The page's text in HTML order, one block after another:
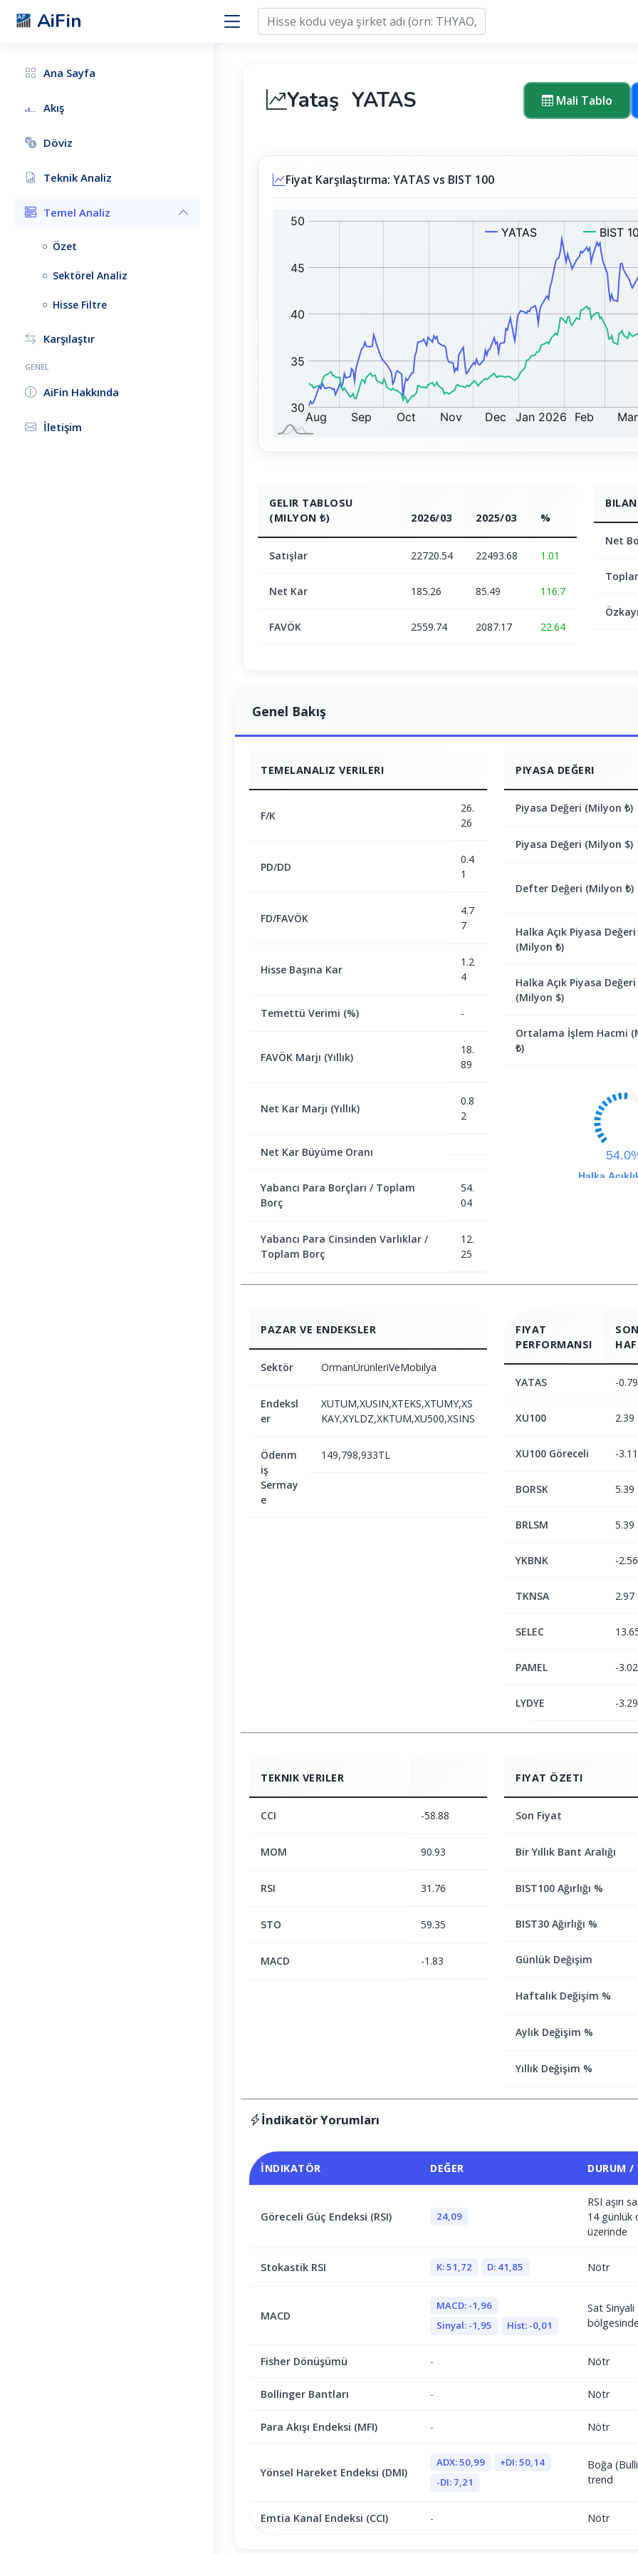
AiFin
Ana Sayfa
Akış
Döviz
Teknik Analiz
Temel Analiz
Özet
Sektörel Analiz
Hisse Filtre
Karşılaştır
GENEL
AiFin Hakkında
İletişim
Yataş YATAS Mali Tablo
Fiyat Karşılaştırma: YATAS vs BIST 100
GELIR TABLOSU
(MILYON ₺)
2026/03 2025/03 %
Satışlar 22720.54 22493.68 1.01
Net Kar 185.26 85.49 116.7
FAVÖK 2559.74 2087.17 22.64
Net
Genel Bakış
TEMELANALIZ VERILERI
F/K
26.
26
PD/DD
0.4
1
FD/FAVÖK
4.7
7
Hisse Başına Kar
1.2
4
Temettü Verimi (%) -
FAVÖK Marjı (Yıllık)
18.
89
Net Kar Marjı (Yıllık)
0.8
2
Net Kar Büyüme Oranı
Yabancı Para Borçları / Toplam
Borç
54.
04
Yabancı Para Cinsinden Varlıklar /
Toplam Borç
12.
25
PIYASA DEĞERI
Piyasa Değeri (Milyon ₺)
Piyasa Değeri (Milyon $)
Defter Değeri (Milyon ₺)
Halka Açık Piyasa Değeri
(Milyon ₺)
Halka Açık Piyasa Değeri
(Milyon $)
Ortalama İşlem Hacmi
₺)
Halka
PAZAR VE ENDEKSLER
Sektör OrmanÜrünleriVeMobilya
Endeksl
er
XUTUM,XUSIN,XTEKS,XTUMY,XS
KAY,XYLDZ,XKTUM,XU500,XSINS
Ödenm
iş
Sermay
e
149,798,933TL
FIYAT
PERFORMANSI
YATAS -0.79
XU100 2.39
XU100 Göreceli -3.11
BORSK 5.39
BRLSM 5.39
YKBNK -2.56
TKNSA 2.97
SELEC
PAMEL -3.02
LYDYE -3.29
TEKNIK VERILER
CCI -58.88
MOM 90.93
RSI 31.76
STO 59.35
MACD -1.83
FIYAT ÖZETI
Son Fiyat
Bir Yıllık Bant Aralığı
BIST100 Ağırlığı %
BIST30 Ağırlığı %
Günlük Değişim
Haftalık Değişim %
Aylık Değişim %
Yıllık Değişim %
İndikatör Yorumları
İNDIKATÖR DEĞER DURUM /
Göreceli Güç Endeksi (RSI) 24,09
RSI aşırı
14 günlük
üzerinde
Stokastik RSI K: 51,72 D: 41,85 Nötr
MACD
MACD: -1,96
Sinyal: -1,95
Hist: -0,01
Sat
bölgesinde
Fisher Dönüşümü - Nötr
Bollinger Bantları - Nötr
Para Akışı Endeksi (MFI) - Nötr
Yönsel Hareket Endeksi (DMI)
ADX: 50,99
+DI: 50,14
-DI: 7,21
Boğa
trend
Emtia Kanal Endeksi (CCI) - Nötr